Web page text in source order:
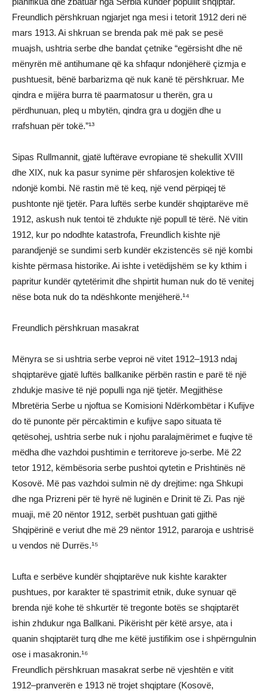
Freundlich përshkruan ngjarjet nga mesi i tetorit 1912 deri në
mars 1913. Ai shkruan se brenda pak më pak se pesë
muajsh, ushtria serbe dhe bandat çetnike “egërsisht dhe në
mënyrën më antihumane që ka shfaqur ndonjëherë çizmja e
pushtuesit, bënë barbarizma që nuk kanë të përshkruar. Me
qindra e mijëra burra të paarmatosur u therën, gra u
përdhunuan, pleq u mbytën, qindra gra u dogjën dhe u
rrafshuan për tokë.”¹³
Sipas Rullmannit, gjatë luftërave evropiane të shekullit XVIII
dhe XIX, nuk ka pasur synime për shfarosjen kolektive të
ndonjë kombi. Në rastin më të keq, një vend përpiqej të
pushtonte një tjetër. Para luftës serbe kundër shqiptarëve më
1912, askush nuk tentoi të zhdukte një popull të tërë. Në vitin
1912, kur po ndodhte katastrofa, Freundlich kishte një
parandjenjë se sundimi serb kundër ekzistencës së një kombi
kishte përmasa historike. Ai ishte i vetëdijshëm se ky kthim i
papritur kundër qytetërimit dhe shpirtit human nuk do të venitej
nëse bota nuk do ta ndëshkonte menjëherë.¹⁴
Freundlich përshkruan masakrat
Mënyra se si ushtria serbe veproi në vitet 1912–1913 ndaj
shqiptarëve gjatë luftës ballkanike përbën rastin e parë të një
zhdukje masive të një populli nga një tjetër. Megjithëse
Mbretëria Serbe u njoftua se Komisioni Ndërkombëtar i Kufijve
do të punonte për përcaktimin e kufijve sapo situata të
qetësohej, ushtria serbe nuk i njohu paralajmërimet e fuqive të
mëdha dhe vazhdoi pushtimin e territoreve jo-serbe. Më 22
tetor 1912, këmbësoria serbe pushtoi qytetin e Prishtinës në
Kosovë. Më pas vazhdoi sulmin në dy drejtime: nga Shkupi
dhe nga Prizreni për të hyrë në luginën e Drinit të Zi. Pas një
muaji, më 20 nëntor 1912, serbët pushtuan gati gjithë
Shqipërinë e veriut dhe më 29 nëntor 1912, pararoja e ushtrisë
u vendos në Durrës.¹⁵
Lufta e serbëve kundër shqiptarëve nuk kishte karakter
pushtues, por karakter të spastrimit etnik, duke synuar që
brenda një kohe të shkurtër të tregonte botës se shqiptarët
ishin zhdukur nga Ballkani. Pikërisht për këtë arsye, ata i
quanin shqiptarët turq dhe me këtë justifikim ose i shpërngulnin
ose i masakronin.¹⁶
Freundlich përshkruan masakrat serbe në vjeshtën e vitit
1912–pranverën e 1913 në trojet shqiptare (Kosovë,